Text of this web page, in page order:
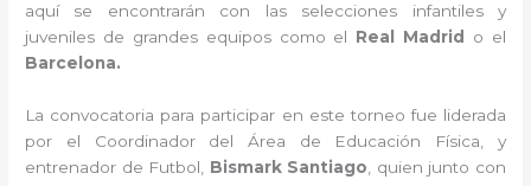
aquí se encontrarán con las selecciones infantiles y
juveniles de grandes equipos como el Real Madrid
o el
Barcelona.
La convocatoria para participar en este torneo fue liderada
por el Coordinador del Área de Educación Física, y
entrenador de Futbol, Bismark Santiago , quien junto con